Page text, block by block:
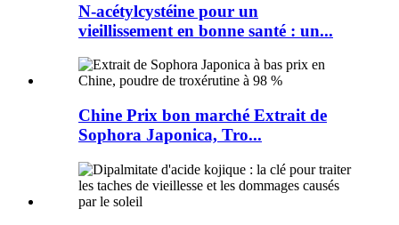
N-acétylcystéine pour un
vieillissement en bonne santé : un...
Chine Prix bon marché Extrait de
Sophora Japonica, Tro...